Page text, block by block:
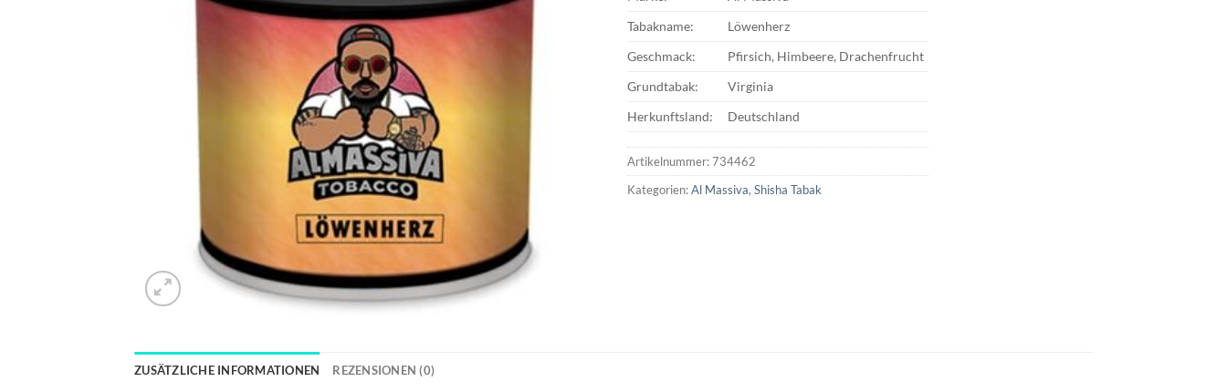
Tabakname:
Löwenherz
Geschmack:
Pfirsich, Himbeere, Drachenfrucht
Grundtabak:
Virginia
Herkunftsland:
Deutschland
Artikelnummer:734462
Kategorien:Al Massiva, Shisha Tabak
ZUSÄTZLICHE INFORMATIONEN REZENSIONEN (0)